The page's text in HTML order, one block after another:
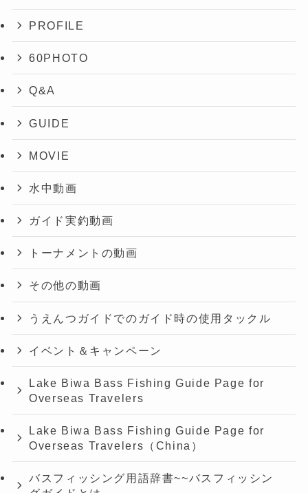
PROFILE
60PHOTO
Q&A
GUIDE
MOVIE
水中動画
ガイド実釣動画
トーナメントの動画
その他の動画
うえんつガイドでのガイド時の使用タックル
イベント＆キャンペーン
Lake Biwa Bass Fishing Guide Page for
Overseas Travelers
Lake Biwa Bass Fishing Guide Page for
Overseas Travelers（China）
バスフィッシング用語辞書~~バスフィッシン